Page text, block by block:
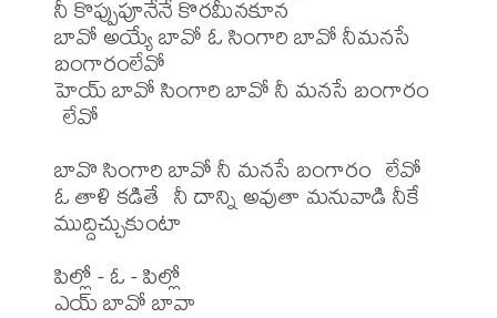
నీ కొప్పుపూనేనే కొరమీనకూన
బావో అయ్యే బావో ఓ సింగారి బావో నీమనసే
బంగారంలేవో
హెయ్ బావో సింగారి బావో నీ మనసే బంగారం
లేవో
బావొ సింగారి బావో నీ మనసే బంగారం  లేవో
ఓ తాళి కడితే  నీ దాన్ని అవుతా మనువాడి నీకే
ముద్దిచ్చుకుంటా
పిల్లో - ఓ - పిల్లో
ఎయ్ బావో బావా